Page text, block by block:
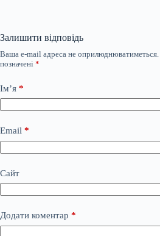
Залишити відповідь
Ваша e-mail адреса не оприлюднюватиметься.
позначені *
Ім’я *
Email *
Сайт
Додати коментар *